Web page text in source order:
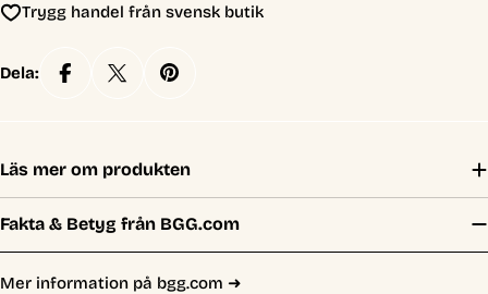
Trygg handel från svensk butik
Dela:
Läs mer om produkten
Fakta & Betyg från BGG.com
Mer information på bgg.com ➜